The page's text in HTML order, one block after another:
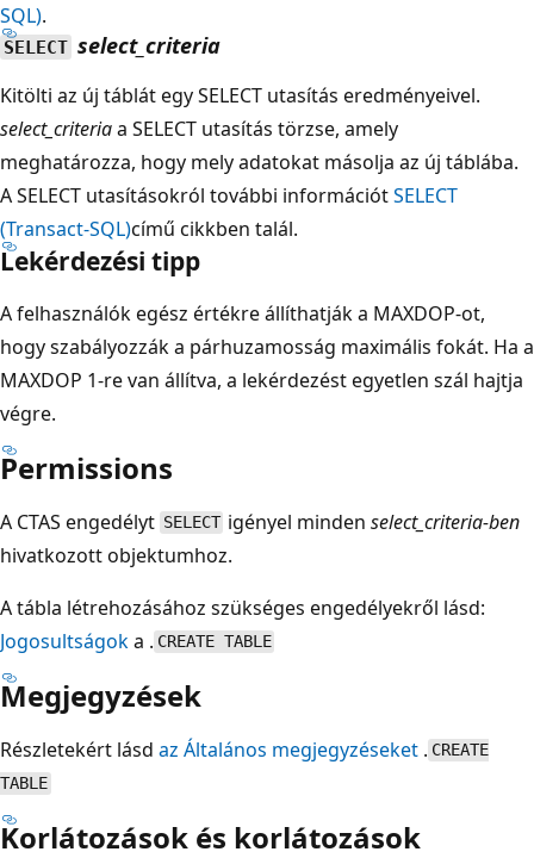
SQL).
SELECT select_criteria
Kitölti az új táblát egy SELECT utasítás eredményeivel.
select_criteriaa SELECT utasítás törzse, amely
meghatározza, hogy mely adatokat másolja az új táblába.
A SELECT utasításokról további információtSELECT
(Transact-SQL)című cikkben talál.
Lekérdezési tipp
A felhasználók egész értékre állíthatják a MAXDOP-ot,
hogy szabályozzák a párhuzamosság maximális fokát. Ha a
MAXDOP 1-re van állítva, a lekérdezést egyetlen szál hajtja
végre.
Permissions
A CTAS engedélyt SELECT igényel mindenselect_criteria-ben
hivatkozott objektumhoz.
A tábla létrehozásához szükséges engedélyekről lásd:
Jogosultságoka . CREATE TABLE
Megjegyzések
Részletekért lásd az Általános megjegyzéseket . CREATE
TABLE
Korlátozások és korlátozások